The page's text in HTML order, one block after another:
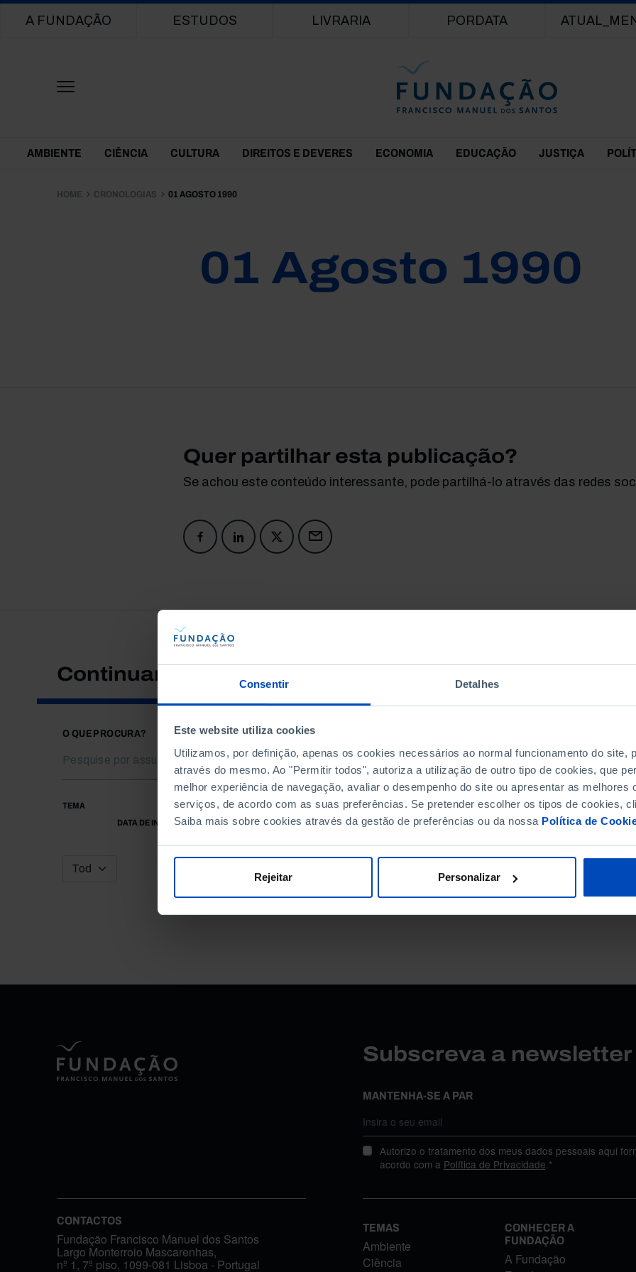
Consentir Detalhes
Este website utiliza cookies
Utilizamos, por definição, apenas os cookies necessários ao normal funcionamento do site,
através do mesmo. Ao "Permitir todos", autoriza a utilização de outro tipo de cookies, que
melhor experiência de navegação, avaliar o desempenho do site ou apresentar as melhores
serviços, de acordo com as suas preferências. Se pretender escolher os tipos de cookies,
Saiba mais sobre cookies através da gestão de preferências ou da nossa Política de
Rejeitar Personalizar
Main navigation
A FUNDAÇÃO ESTUDOS LIVRARIA PORDATA
Themes Menu
AMBIENTE CIÊNCIA CULTURA DIREITOS E DEVERES ECONOMIA EDUCAÇÃO JUSTIÇA
HOME CRONOLOGIAS 01 AGOSTO 1990
01 Agosto 1990
Quer partilhar esta publicação?
Se achou este conteúdo interessante, pode partilhá-lo através das redes
Continuar a pesquisar
O QUE PROCURA?
TEMA
DATA DE INÍCIO
DATA DE FIM
Subscreva a
MANTENHA-SE A PAR
Autorizo o tratamento dos meus dados pessoais aqui
acordo com a Política de Privacidade.*
CONTACTOS
Fundação Francisco Manuel dos Santos
Largo Monterroio Mascarenhas,
nº 1, 7º piso, 1099-081 Lisboa - Portugal
TEMAS
Ambiente
Ciência
CONHECER A
FUNDAÇÃO
A Fundação